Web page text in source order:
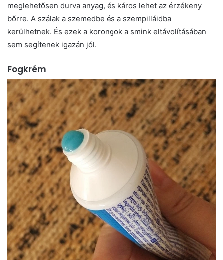
meglehetősen durva anyag, és káros lehet az érzékeny
bőrre. A szálak a szemedbe és a szempilláidba
kerülhetnek. És ezek a korongok a smink eltávolításában
sem segítenek igazán jól.
Fogkrém